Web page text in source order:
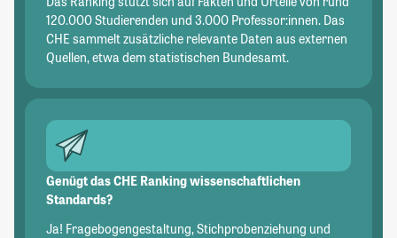
120.000 Studierenden und 3.000 Professor:innen. Das
CHE sammelt zusätzliche relevante Daten aus externen
Quellen, etwa dem statistischen Bundesamt.
Genügt das CHE Ranking wissenschaftlichen
Standards?
Ja! Fragebogengestaltung, Stichprobenziehung und